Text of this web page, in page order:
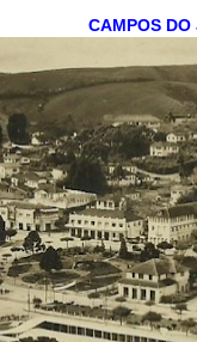
CAMPOS